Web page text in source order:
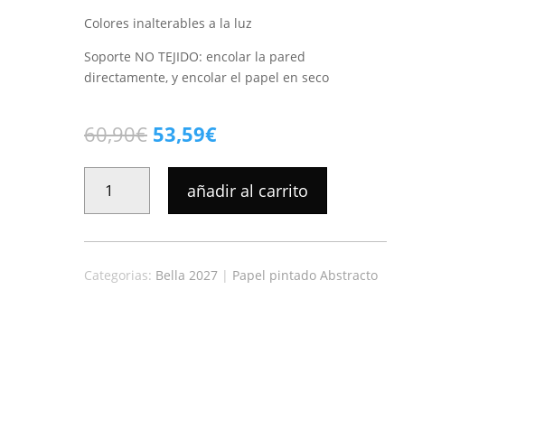
Colores inalterables a la luz
Soporte NO TEJIDO: encolar la pared
directamente, y encolar el papel en seco
60,90€ El
original
60,90€.
53,59€El
actual
es:
53,59€.
PINTADO
BELLA
481679
añadir al carrito
Categorias: Bella 2027| Papel pintado Abstracto